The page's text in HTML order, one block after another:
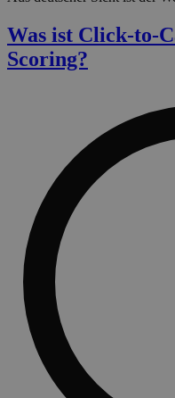
Was ist Click-to-
Scoring?